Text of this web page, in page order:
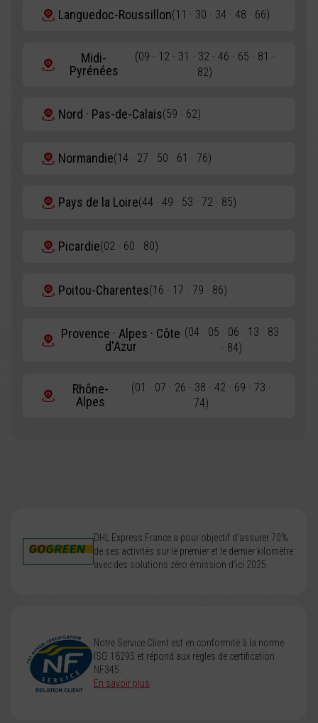
Languedoc-Roussillon(11 · 30 · 34 · 48 · 66)
Midi-
Pyrénées
(09 · 12 · 31 · 32 · 46 · 65 · 81 ·
82)
Nord · Pas-de-Calais(59 · 62)
Normandie(14 · 27 · 50 · 61 · 76)
Pays de la Loire(44 · 49 · 53 · 72 · 85)
Picardie(02 · 60 · 80)
Poitou-Charentes(16 · 17 · 79 · 86)
Provence · Alpes · Côte
d'Azur
(04 · 05 · 06 · 13 · 83
· 84)
Rhône-
Alpes
(01 · 07 · 26 · 38 · 42 · 69 · 73 ·
74)
DHL Express France a pour objectif d’assurer 70%
de ses activités sur le premier et le dernier kilomètre
avec des solutions zéro émission d’ici 2025.
Notre Service Client est en conformité à la norme
ISO 18295 et répond aux règles de certification
NF345.
En savoir plus